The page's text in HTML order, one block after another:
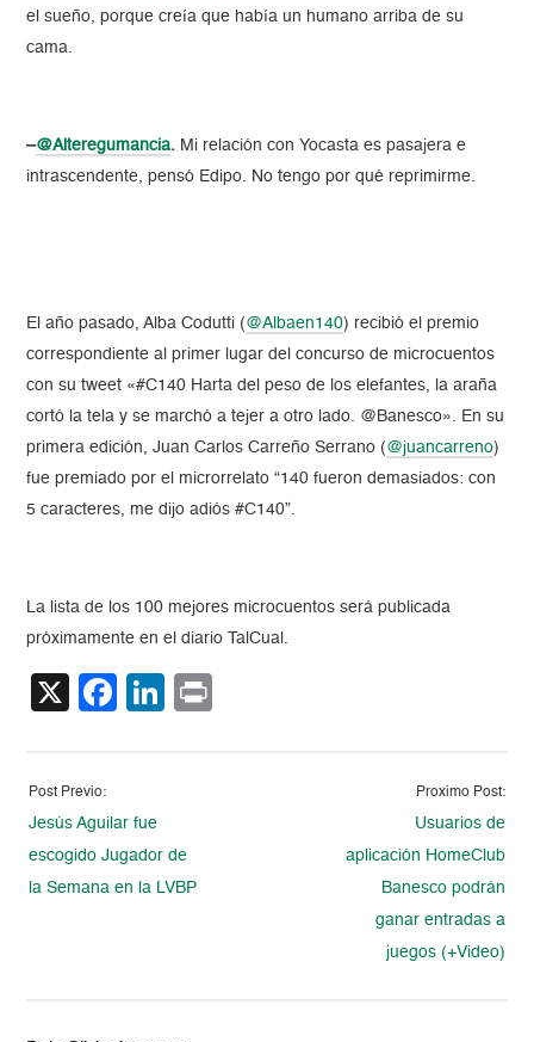
el sueño, porque creía que había un humano arriba de su
cama.
–@Alteregumancia. Mi relación con Yocasta es pasajera e
intrascendente, pensó Edipo. No tengo por qué reprimirme.
El año pasado, Alba Codutti (@Albaen140) recibió el premio
correspondiente al primer lugar del concurso de microcuentos
con su tweet «#C140 Harta del peso de los elefantes, la araña
cortó la tela y se marchó a tejer a otro lado. @Banesco». En su
primera edición, Juan Carlos Carreño Serrano (@juancarreno)
fue premiado por el microrrelato “140 fueron demasiados: con
5 caracteres, me dijo adiós #C140”.
La lista de los 100 mejores microcuentos será publicada
próximamente en el diario TalCual.
X Facebook
LinkedIn
Post Previo:
Jesús Aguilar fue
escogido Jugador de
la Semana en la LVBP
Proximo Post:
Usuarios de
aplicación HomeClub
Banesco podrán
ganar entradas a
juegos (+Video)